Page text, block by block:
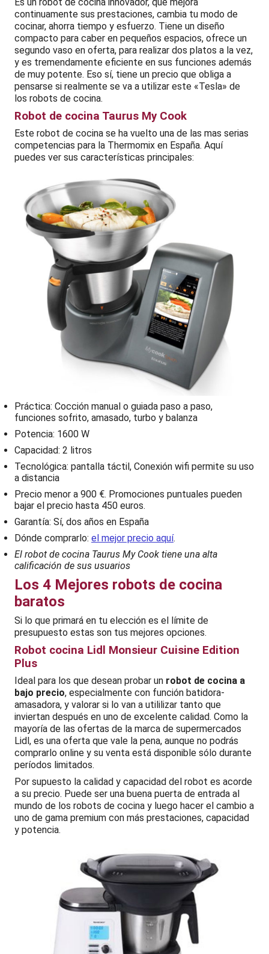
Es un robot de cocina innovador, que mejora
continuamente sus prestaciones, cambia tu modo de
cocinar, ahorra tiempo y esfuerzo. Tiene un diseño
compacto para caber en pequeños espacios, ofrece un
segundo vaso en oferta, para realizar dos platos a la vez,
y es tremendamente eficiente en sus funciones además
de muy potente. Eso sí, tiene un precio que obliga a
pensarse si realmente se va a utilizar este «Tesla» de
los robots de cocina.
Robot de cocina Taurus My Cook
Este robot de cocina se ha vuelto una de las mas serias
competencias para la Thermomix en España. Aquí
puedes ver sus características principales:
Práctica: Cocción manual o guiada paso a paso,
funciones sofrito, amasado, turbo y balanza
Potencia: 1600 W
Capacidad: 2 litros
Tecnológica: pantalla táctil, Conexión wifi permite su uso
a distancia
Precio menor a 900 €. Promociones puntuales pueden
bajar el precio hasta 450 euros.
Garantía: Sí, dos años en España
Dónde comprarlo: el mejor precio aquí.
El robot de cocina Taurus My Cook tiene una alta
calificación de sus usuarios
Los 4 Mejores robots de cocina
baratos
Si lo que primará en tu elección es el límite de
presupuesto estas son tus mejores opciones.
Robot cocina Lidl Monsieur Cuisine Edition
Plus
Ideal para los que desean probar un robot de cocina a
bajo precio, especialmente con función batidora-
amasadora, y valorar si lo van a utililizar tanto que
inviertan después en uno de excelente calidad. Como la
mayoría de las ofertas de la marca de supermercados
Lidl, es una oferta que vale la pena, aunque no podrás
comprarlo online y su venta está disponible sólo durante
períodos limitados.
Por supuesto la calidad y capacidad del robot es acorde
a su precio. Puede ser una buena puerta de entrada al
mundo de los robots de cocina y luego hacer el cambio a
uno de gama premium con más prestaciones, capacidad
y potencia.